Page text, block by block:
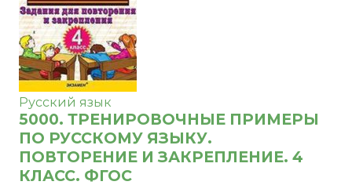
Русский язык
5000. ТРЕНИРОВОЧНЫЕ ПРИМЕРЫ
ПО РУССКОМУ ЯЗЫКУ.
ПОВТОРЕНИЕ И ЗАКРЕПЛЕНИЕ. 4
КЛАСС. ФГОС